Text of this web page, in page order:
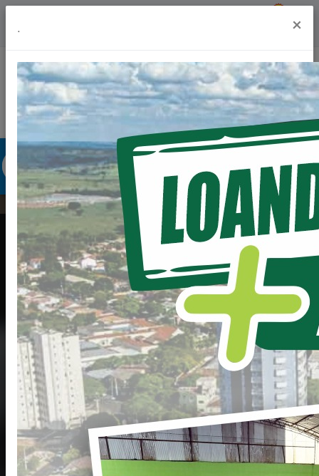
Secretaria de Serviços
Urbanos – SESU
Secretario(a): Valdeci de Lima
(44) 34251277
. ×